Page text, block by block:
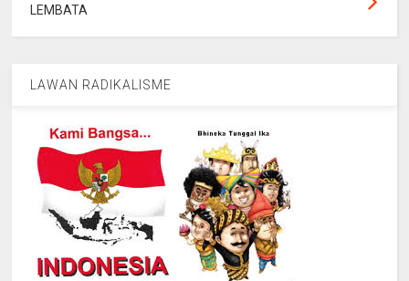
LEMBATA
LAWAN RADIKALISME